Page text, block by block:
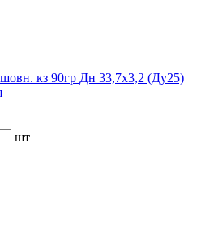
кз 90гр Дн 33,7х3,2 (Ду25)
шт